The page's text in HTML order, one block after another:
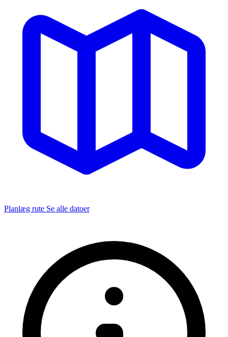
Planlæg rute Se alle datoer